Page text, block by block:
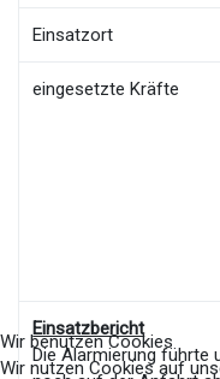
Einsatzort
eingesetzte Kräfte
Einsatzbericht
Die Alarmierung führte
Wir benutzen Cookies
Wir nutzen Cookies auf